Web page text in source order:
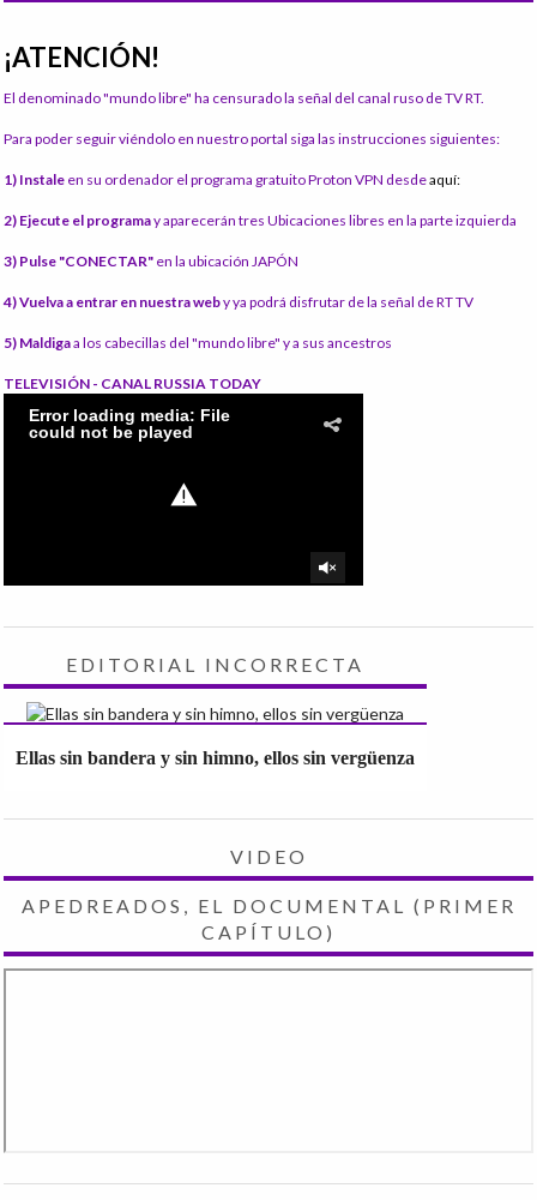
¡ATENCIÓN!
El denominado "mundo libre" ha censurado la señal del canal ruso de TV RT.
Para poder seguir viéndolo en nuestro portal siga las instrucciones siguientes:
1) Instale en su ordenador el programa gratuito Proton VPN desdeaquí:
2) Ejecute el programay aparecerán tres Ubicaciones libres en la parte izquierda
3) Pulse "CONECTAR" en la ubicación JAPÓN
4) Vuelva a entrar en nuestra weby ya podrá disfrutar de la señal de RT TV
5) Maldigaa los cabecillas del "mundo libre" y a sus ancestros
TELEVISIÓN - CANAL RUSSIA TODAY
EDITORIAL INCORRECTA
Ellas sin bandera y sin himno, ellos sin vergüenza
VIDEO
APEDREADOS, EL DOCUMENTAL (PRIMER
CAPÍTULO)